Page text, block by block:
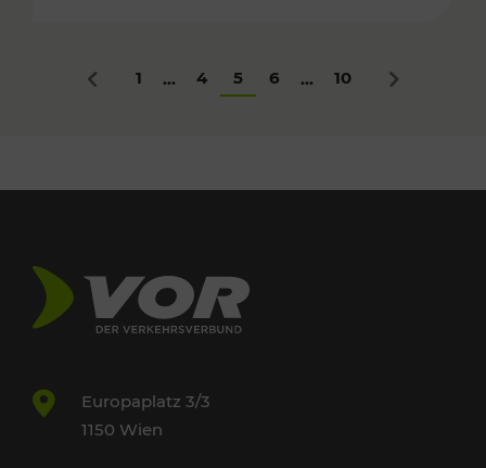
Zurück
1 ... 4 5 6 ... 10 Nächstes
Europaplatz 3/3
1150 Wien